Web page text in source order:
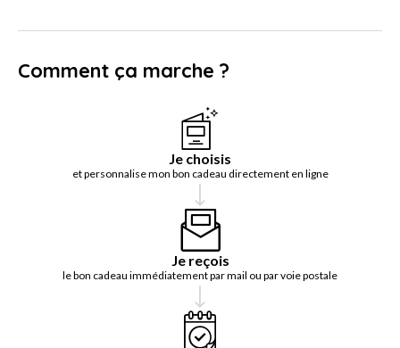
Comment ça marche ?
Je choisis
et personnalise mon bon cadeau directement en ligne
Je reçois
le bon cadeau immédiatement par mail ou par voie postale